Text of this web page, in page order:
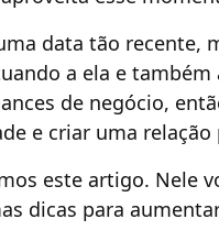
data tão recente,
a ela e
de negócio,
e criar uma
este artigo. Nele
dicas para